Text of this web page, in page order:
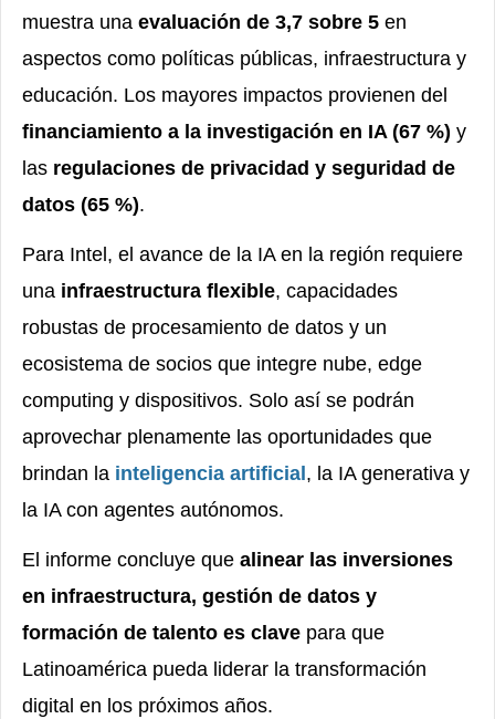
muestra una evaluación de 3,7 sobre 5 en
aspectos como políticas públicas, infraestructura y
educación. Los mayores impactos provienen del
financiamiento a la investigación en IA (67 %) y
las regulaciones de privacidad y seguridad de
datos (65 %).
Para Intel, el avance de la IA en la región requiere
una infraestructura flexible, capacidades
robustas de procesamiento de datos y un
ecosistema de socios que integre nube, edge
computing y dispositivos. Solo así se podrán
aprovechar plenamente las oportunidades que
brindan la inteligencia artificial , la IA generativa y
la IA con agentes autónomos.
El informe concluye que alinear las inversiones
en infraestructura, gestión de datos y
formación de talento es clave para que
Latinoamérica pueda liderar la transformación
digital en los próximos años.